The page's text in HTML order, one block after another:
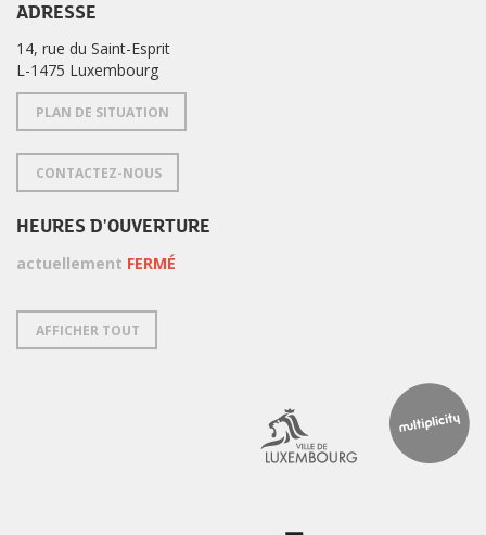
ADRESSE
14, rue du Saint-Esprit
L-1475 Luxembourg
PLAN DE SITUATION
CONTACTEZ-NOUS
HEURES D'OUVERTURE
actuellement FERMÉ
AFFICHER TOUT